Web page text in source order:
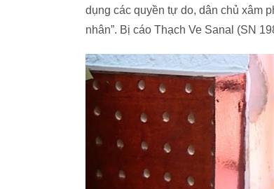
dụng các quyền tự do, dân chủ xâm
nhân”. Bị cáo Thạch Ve Sanal (SN